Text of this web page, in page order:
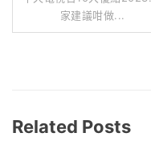
家建議咁做...
Related Posts